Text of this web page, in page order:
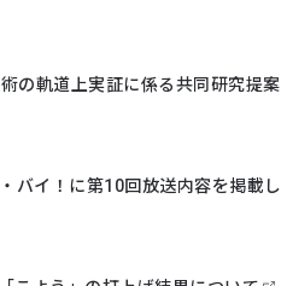
の軌道上実証に係る共同研究提案
バイ！に第10回放送内容を掲載し